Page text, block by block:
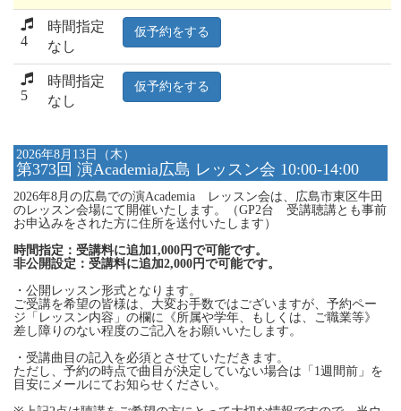
4
時間指定
なし
仮予約をする
5
時間指定
なし
仮予約をする
2026年8月13日（木）
第373回 演Academia広島 レッスン会 10:00-14:00
2026年8月の広島での演Academia レッスン会は、広島市東区牛田
のレッスン会場にて開催いたします。（GP2台 受講聴講とも事前
お申込みをされた方に住所を送付いたします）
時間指定：受講料に追加1,000円で可能です。
非公開設定：受講料に追加2,000円で可能です。
・公開レッスン形式となります。
ご受講を希望の皆様は、大変お手数ではございますが、予約ペー
ジ「レッスン内容」の欄に《所属や学年、もしくは、ご職業等》
差し障りのない程度のご記入をお願いいたします。
・受講曲目の記入を必須とさせていただきます。
ただし、予約の時点で曲目が決定していない場合は「1週間前」を
目安にメールにてお知らせください。